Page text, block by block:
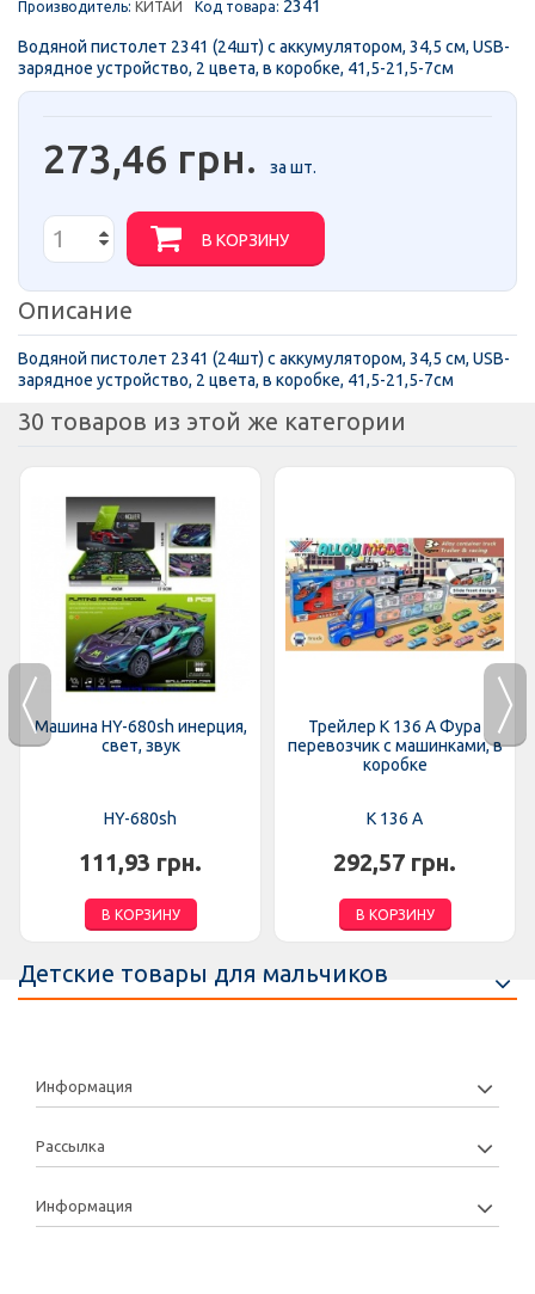
Производитель: КИТАЙ Код товара: 2341
Водяной пистолет 2341 (24шт) с аккумулятором, 34,5 см, USB-
зарядное устройство, 2 цвета, в коробке, 41,5-21,5-7см
273,46 грн. за шт.
В КОРЗИНУ
Описание
Водяной пистолет 2341 (24шт) с аккумулятором, 34,5 см, USB-
зарядное устройство, 2 цвета, в коробке, 41,5-21,5-7см
30 товаров из этой же категории
Машина HY-680sh инерция,
свет, звук
HY-680sh
111,93 грн.
В КОРЗИНУ
Трейлер K 136 A Фура
перевозчик с машинками, в
коробке
K 136 A
292,57 грн.
В КОРЗИНУ
Детские товары для мальчиков
Информация
Рассылка
Информация